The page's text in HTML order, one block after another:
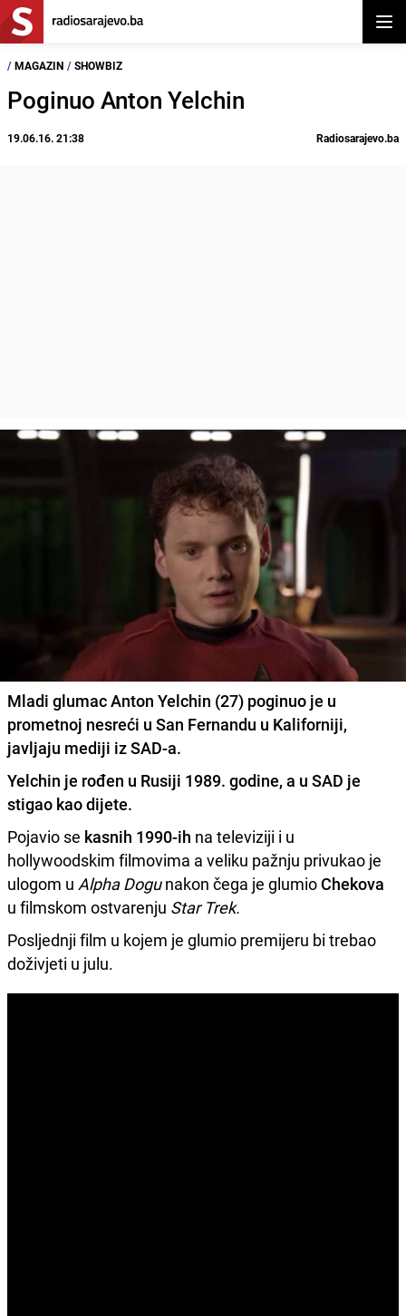
/ MAGAZIN / SHOWBIZ
Poginuo Anton Yelchin
19.06.16. 21:38 Radiosarajevo.ba
Mladi glumac Anton Yelchin (27) poginuo je u
prometnoj nesreći u San Fernandu u Kaliforniji,
javljaju mediji iz SAD-a.
Yelchin je rođen u Rusiji 1989. godine, a u SAD je
stigao kao dijete.
Pojavio se kasnih 1990-ih na televiziji i u
hollywoodskim filmovima a veliku pažnju privukao je
ulogom u Alpha Dogunakon čega je glumioChekova
u filmskom ostvarenju Star Trek.
Posljednji film u kojem je glumio premijeru bi trebao
doživjeti u julu.